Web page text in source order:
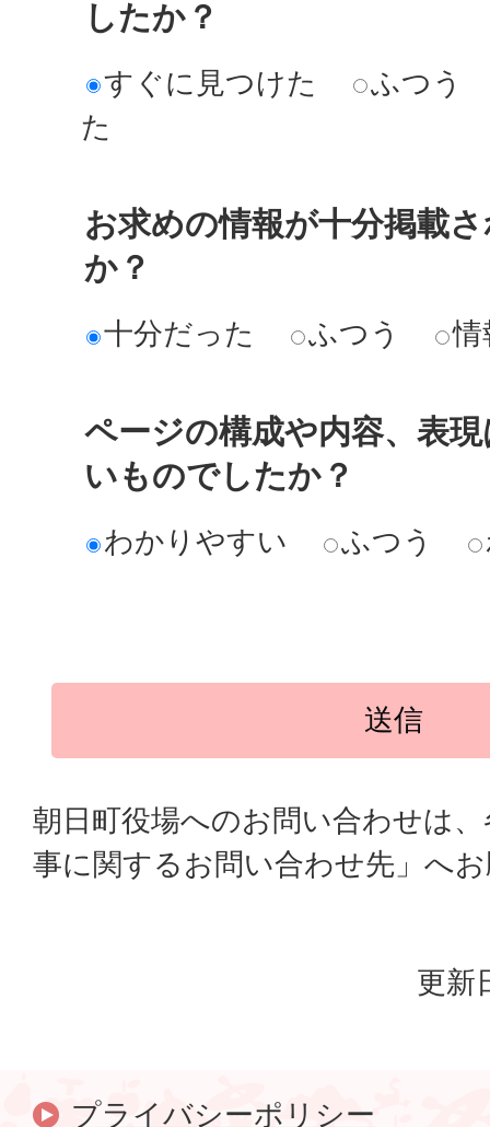
したか？
すぐに見つけた
ふつう
た
お求めの情報が十分掲載
か？
十分だった ふつう 情
ページの構成や内容、表
いものでしたか？
わかりやすい ふつう
朝日町役場へのお問い合わせは
事に関するお問い合わせ先」へ
更新
プライバシーポリシー